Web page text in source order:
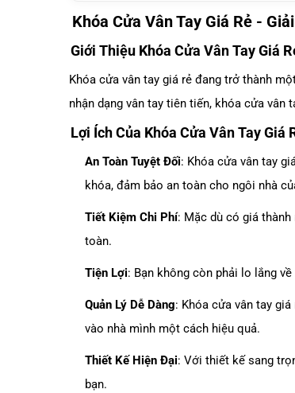
Khóa Cửa Vân Tay Giá Rẻ -
Giới Thiệu Khóa Cửa Vân Tay Giá
Khóa cửa vân tay giá rẻ đang trở thành
nhận dạng vân tay tiên tiến, khóa cửa
Lợi Ích Của Khóa Cửa Vân Tay Giá
An Toàn Tuyệt Đối: Khóa cửa vân tay
khóa, đảm bảo an toàn cho ngôi nhà
Tiết Kiệm Chi Phí: Mặc dù có giá
toàn.
Tiện Lợi: Bạn không còn phải lo lắng
Quản Lý Dễ Dàng: Khóa cửa vân tay
vào nhà mình một cách hiệu quả.
Thiết Kế Hiện Đại: Với thiết kế sang
bạn.